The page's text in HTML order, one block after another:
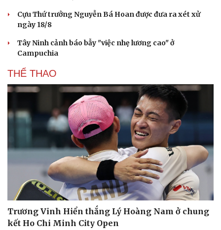
Cựu Thứ trưởng Nguyễn Bá Hoan được đưa ra xét xử
ngày 18/8
Tây Ninh cảnh báo bẫy "việc nhẹ lương cao" ở
Campuchia
THỂ THAO
Trương Vinh Hiển thắng Lý Hoàng Nam ở chung
kết Ho Chi Minh City Open